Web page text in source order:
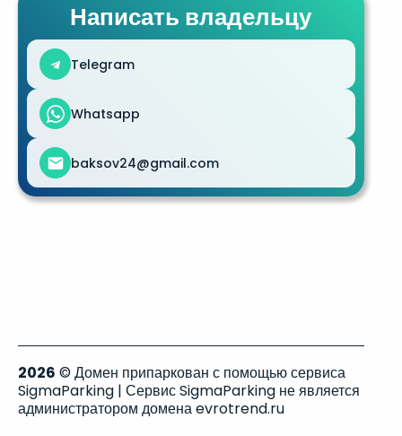
Написать владельцу
Telegram
Whatsapp
baksov24@gmail.com
2026 © Домен припаркован с помощью сервиса
SigmaParking | Сервис SigmaParking не является
администратором домена evrotrend.ru